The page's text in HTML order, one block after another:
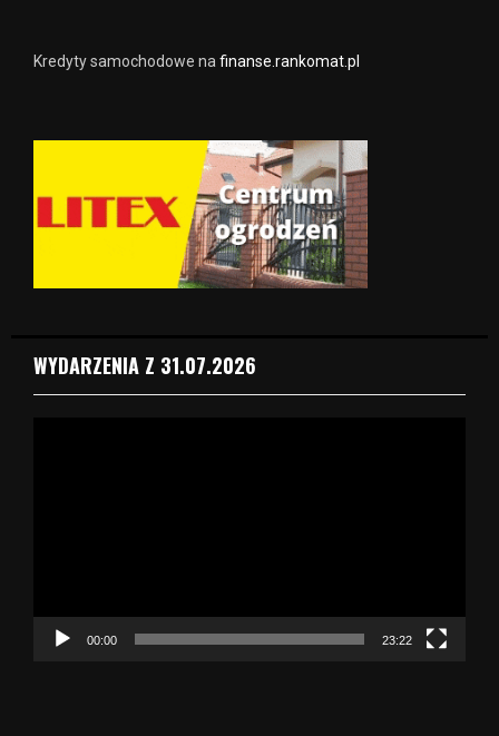
Kredyty samochodowe nafinanse.rankomat.pl
WYDARZENIA Z 31.07.2026
c
00:00 23:22